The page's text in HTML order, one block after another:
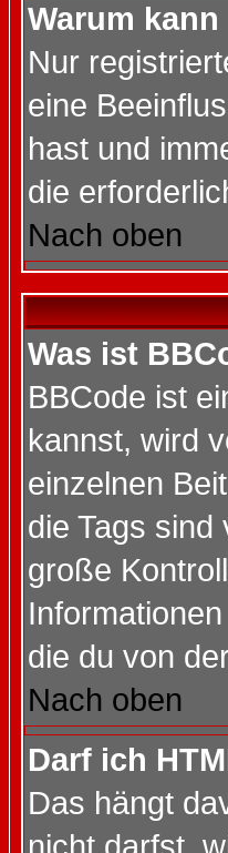
Warum
Nur
eine
hast und
die
Nach oben
Was ist
BBCode ist
kannst, wird
einzelnen
die Tags
große
die du von
Nach oben
Darf ich
Das hängt